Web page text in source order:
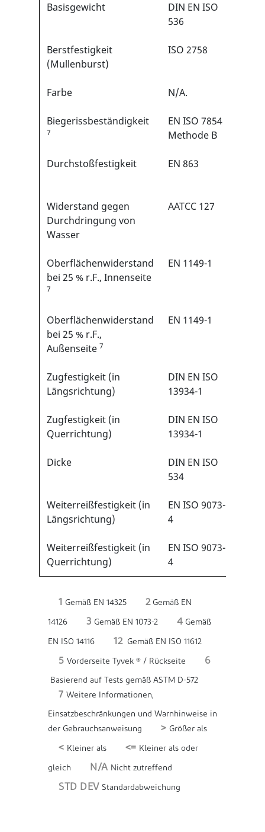
Basisgewicht
DIN EN ISO
536
Berstfestigkeit
(Mullenburst)
ISO 2758
Farbe N/A.
Biegerissbeständigkeit
7
EN ISO 7854
Methode B
Durchstoßfestigkeit EN 863
Widerstand gegen
Durchdringung von
Wasser
AATCC 127
Oberflächenwiderstand
bei 25 % r.F., Innenseite
7
EN 1149-1
Oberflächenwiderstand
bei 25 % r.F.,
Außenseite 7
EN 1149-1
Zugfestigkeit (in
Längsrichtung)
DIN EN ISO
13934-1
Zugfestigkeit (in
Querrichtung)
DIN EN ISO
13934-1
Dicke
DIN EN ISO
534
Weiterreißfestigkeit (in
Längsrichtung)
EN ISO 9073-
4
Weiterreißfestigkeit (in
Querrichtung)
EN ISO 9073-
4
1 Gemäß EN 14325 2Gemäß EN
14126 3 Gemäß EN 1073-2 4 Gemäß
EN ISO 14116 12Gemäß EN ISO 11612
5 Vorderseite Tyvek ® / Rückseite 6
Basierend auf Tests gemäß ASTM D-572
7 Weitere Informationen,
Einsatzbeschränkungen und Warnhinweise in
der Gebrauchsanweisung
> Größer als
< Kleiner als <= Kleiner als oder
gleich N/A Nicht zutreffend
STD DEV Standardabweichung